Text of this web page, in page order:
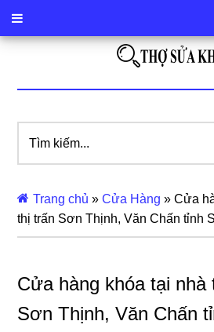
kiếm...
Trang chủ »Cửa Hàng »Cửa
thị trấn Sơn Thịnh, Văn Chấn tỉnh
Cửa hàng khóa tại nhà
Sơn Thịnh, Văn Chấn